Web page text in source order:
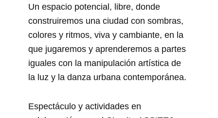
Un espacio potencial, libre, donde
construiremos una ciudad con sombras,
colores y ritmos, viva y cambiante, en la
que jugaremos y aprenderemos a partes
iguales con la manipulación artística de
la luz y la danza urbana contemporánea.
Espectáculo y actividades en